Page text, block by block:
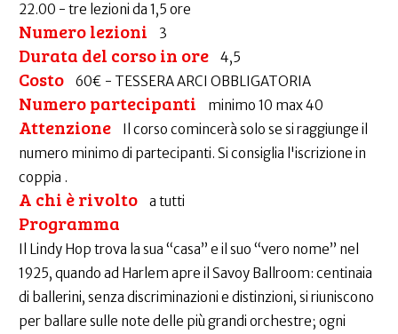
22.00 - tre lezioni da 1,5 ore
Numero lezioni 3
Durata del corso in ore 4,5
Costo 60€ - TESSERA ARCI OBBLIGATORIA
Numero partecipanti minimo 10 max 40
Attenzione
Il corso comincerà solo se si raggiunge il
numero minimo di partecipanti. Si consiglia l'iscrizione in
coppia .
A chi è rivolto a tutti
Programma
Il Lindy Hop trova la sua “casa” e il suo “vero nome” nel
1925, quando ad Harlem apre il Savoy Ballroom: centinaia
di ballerini, senza discriminazioni e distinzioni, si riuniscono
per ballare sulle note delle più grandi orchestre; ogni